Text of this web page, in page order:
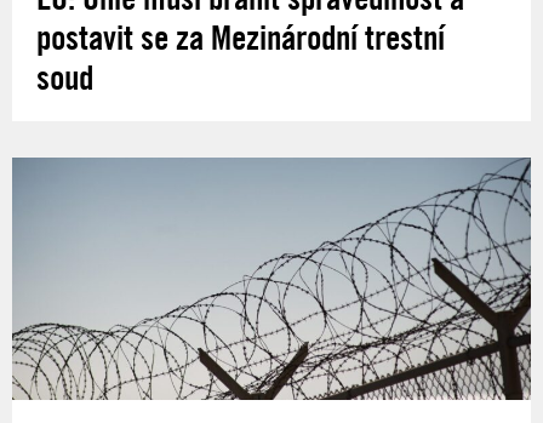
postavit se za Mezinárodní trestní
soud